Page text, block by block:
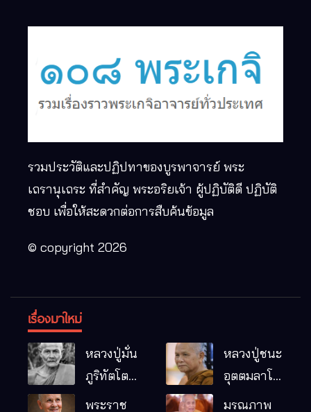
รวมประวัติและปฏิปทาของบูรพาจารย์ พระ
เถรานุเถระ ที่สำคัญ พระอริยเจ้า ผู้ปฏิบัติดี ปฏิบัติ
ชอบ เพื่อให้สะดวกต่อการสืบค้นข้อมูล
© copyright 2026
เรื่องมาใหม่
หลวงปู่มั่น
ภูริทัตโต
พระอริยเจ้า
หลวงปู่ชนะ
อุตตมลาโภ
พระราช มรณภาพ